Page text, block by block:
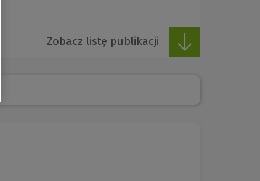
Zobacz listę publikacji